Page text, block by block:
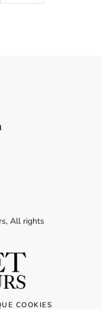
All rights
COOKIES